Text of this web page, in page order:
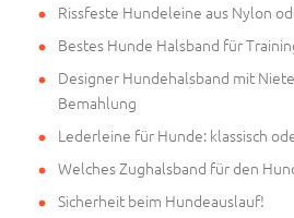
Rissfeste Hundeleine aus Nylon
Bestes Hunde Halsband für
Designer Hundehalsband mit
Bemahlung
Lederleine für Hunde: klassisch
Welches Zughalsband für den
Sicherheit beim Hundeauslauf!